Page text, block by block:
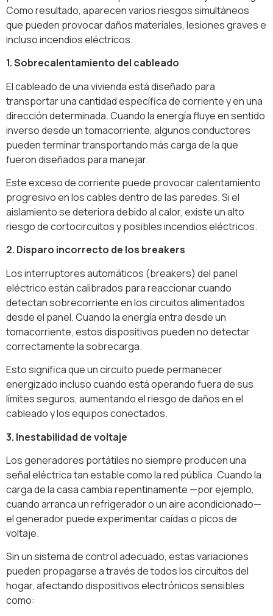
Como resultado, aparecen varios riesgos simultáneos
que pueden provocar daños materiales, lesiones graves e
incluso incendios eléctricos.
1. Sobrecalentamiento del cableado
El cableado de una vivienda está diseñado para
transportar una cantidad específica de corriente y en una
dirección determinada. Cuando la energía fluye en sentido
inverso desde un tomacorriente, algunos conductores
pueden terminar transportando más carga de la que
fueron diseñados para manejar.
Este exceso de corriente puede provocar calentamiento
progresivo en los cables dentro de las paredes. Si el
aislamiento se deteriora debido al calor, existe un alto
riesgo de cortocircuitos y posibles incendios eléctricos.
2. Disparo incorrecto de los breakers
Los interruptores automáticos (breakers) del panel
eléctrico están calibrados para reaccionar cuando
detectan sobrecorriente en los circuitos alimentados
desde el panel. Cuando la energía entra desde un
tomacorriente, estos dispositivos pueden no detectar
correctamente la sobrecarga.
Esto significa que un circuito puede permanecer
energizado incluso cuando está operando fuera de sus
límites seguros, aumentando el riesgo de daños en el
cableado y los equipos conectados.
3. Inestabilidad de voltaje
Los generadores portátiles no siempre producen una
señal eléctrica tan estable como la red pública. Cuando la
carga de la casa cambia repentinamente —por ejemplo,
cuando arranca un refrigerador o un aire acondicionado—
el generador puede experimentar caídas o picos de
voltaje.
Sin un sistema de control adecuado, estas variaciones
pueden propagarse a través de todos los circuitos del
hogar, afectando dispositivos electrónicos sensibles
como: